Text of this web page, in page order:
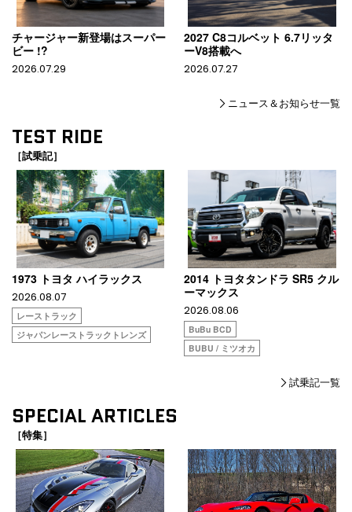
チャージャー新登場はスーパー
ビー !?
2026.07.29
2027 C8コルベット 6.7リッタ
ーV8搭載へ
2026.07.27
ニュース＆お知らせ一覧
TEST RIDE
［試乗記］
1973 トヨタ ハイラックス
2026.08.07
レーストラック
ジャパンレーストラックトレンズ
2014 トヨタタンドラ SR5 クル
ーマックス
2026.08.06
BuBu BCD
BUBU / ミツオカ
試乗記一覧
SPECIAL ARTICLES
［特集］